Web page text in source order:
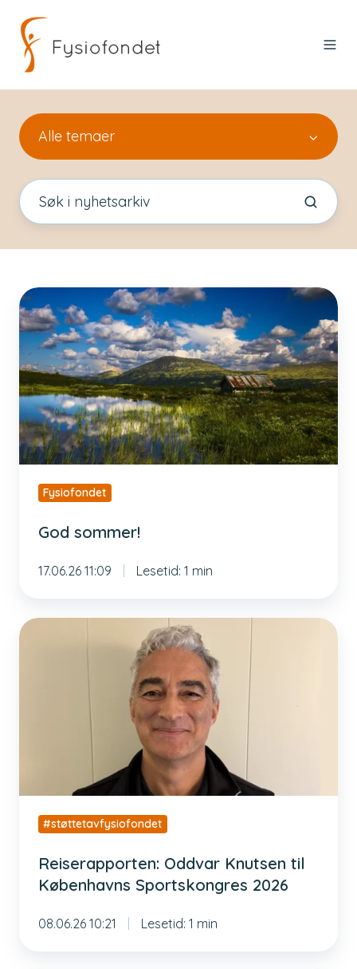
Alle temaer
God
sommer!
Fysiofondet
God sommer!
17.06.26 11:09 Lesetid: 1 min
Reiserapporten:
Københavns
#støttetavfysiofondet
Reiserapporten: Oddvar Knutsen til
Københavns Sportskongres 2026
08.06.26 10:21 Lesetid: 1 min